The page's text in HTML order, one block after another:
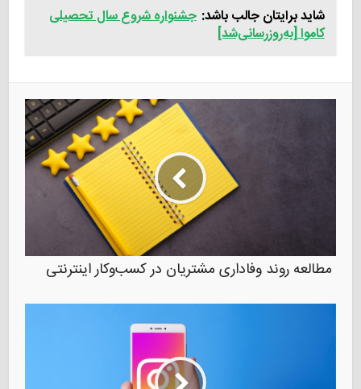
شاید برایتان جالب باشد: جشنواره شروع سال تحصیلی
کاموا [به‌روزرسانی‌شد]
مطالعه روند وفاداری مشتریان در کسب‌وکار اینترنتی